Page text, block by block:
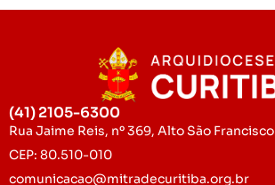
(41) 2105-6300
Rua Jaime Reis, nº 369, Alto São Francisco
CEP: 80.510-010
comunicacao@mitradecuritiba.org.br